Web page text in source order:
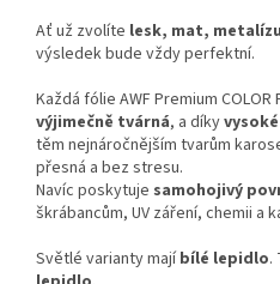
Ať už zvolíte lesk, mat,
výsledek bude vždy perfektní.
Každá fólie AWF Premium COLOR
výjimečně tvárná, a díky
těm nejnáročnějším tvarům
přesná a bez stresu.
Navíc poskytuje samohojivý
škrábancům, UV záření, chemii a
Světlé varianty majíbílé lepidlo.